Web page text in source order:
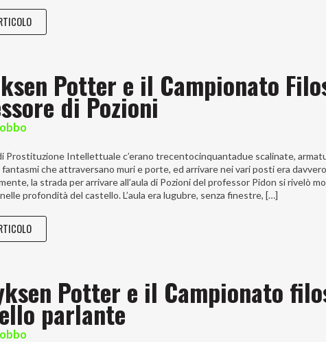
Potter e il Campionato
di Pozioni
Prostituzione Intellettuale c’erano trecentocinquantadue scalinate,
che attraversano muri e porte, ed arrivare nei vari posti era
la strada per arrivare all’aula di Pozioni del professor Pidon si rivelò
profondità del castello. L’aula era lugubre, senza finestre, […]
Potter e il Campionato
parlante